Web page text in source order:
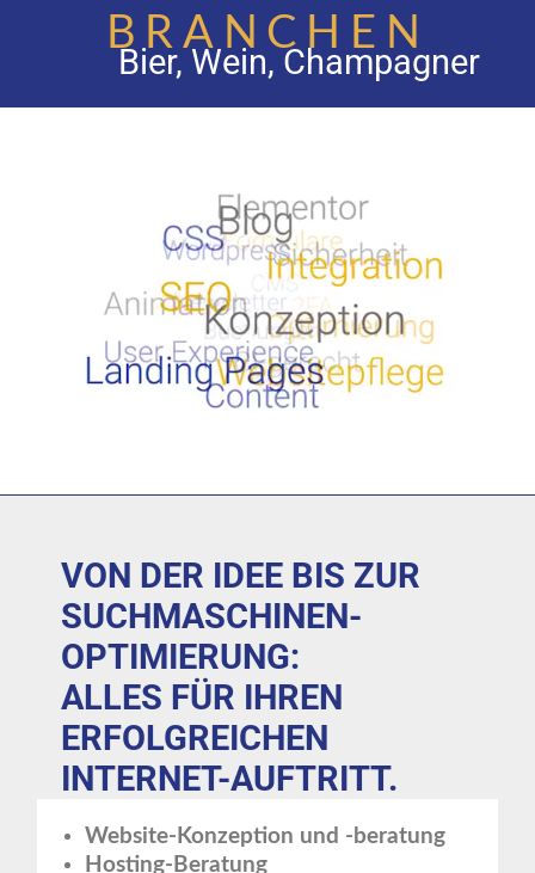
BRANCHEN
Bier, Wein, Champagner
VON DER IDEE BIS ZUR
SUCHMASCHINEN-
OPTIMIERUNG:
ALLES FÜR IHREN
ERFOLGREICHEN
INTERNET-AUFTRITT.
Website-Konzeption und -beratung
Hosting-Beratung